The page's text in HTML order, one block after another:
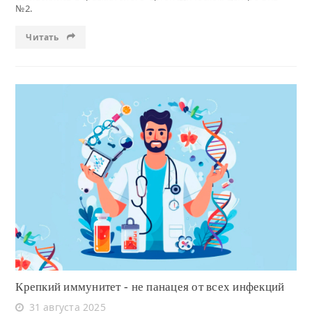
№2.
Читать
Читать
Крепкий иммунитет - не панацея от всех инфекций
31 августа 2025